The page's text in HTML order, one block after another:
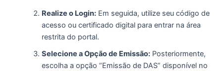
Realize o Login:Em seguida, utilize seu código de
acesso ou certificado digital para entrar na área
restrita do portal.
Selecione a Opção de Emissão:Posteriormente,
escolha a opção “Emissão de DAS” disponível no